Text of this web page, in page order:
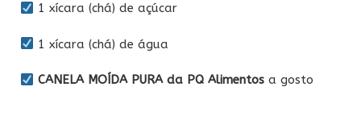
1 xícara (chá) de açúcar
1 xícara (chá) de água
CANELA MOÍDA PURA da PQ Alimentos a gosto